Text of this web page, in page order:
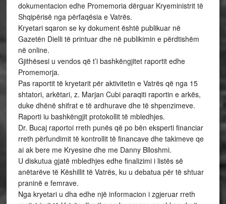
dokumentacion edhe Promemoria dërguar Kryeministrit të
Shqipërisë nga përfaqësia e Vatrës.
Kryetari sqaron se ky dokument është publikuar në
Gazetën Dielli të printuar dhe në publikimin e përdtishëm
në online.
Gjithësesi u vendos që t’i bashkëngjitet raportit edhe
Promemorja.
Pas raportit të kryetarit për aktivitetin e Vatrës që nga 15
shtatori, arkëtari, z. Marjan Cubi paraqiti raportin e arkës,
duke dhënë shifrat e të ardhurave dhe të shpenzimeve.
Raporti iu bashkëngjit protokollit të mbledhjes.
Dr. Bucaj raportoi rreth punës që po bën eksperti financiar
rreth përfundimit të kontrollit të financave dhe takimeve qe
ai ak bere me Kryesine dhe me Danny Blloshmi.
U diskutua gjatë mbledhjes edhe finalizimi i listës së
anëtarëve të Këshillit të Vatrës, ku u debatua për të shtuar
praninë e femrave.
Nga kryetari u dha edhe një informacion i zgjeruar rreth